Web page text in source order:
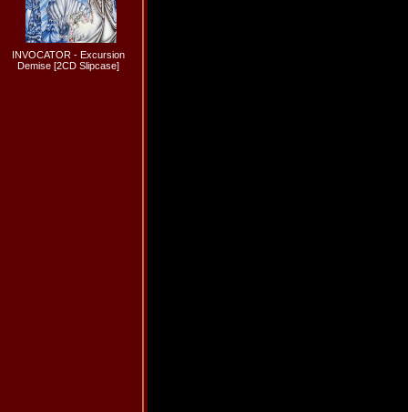
INVOCATOR - Excursion
Demise [2CD Slipcase]